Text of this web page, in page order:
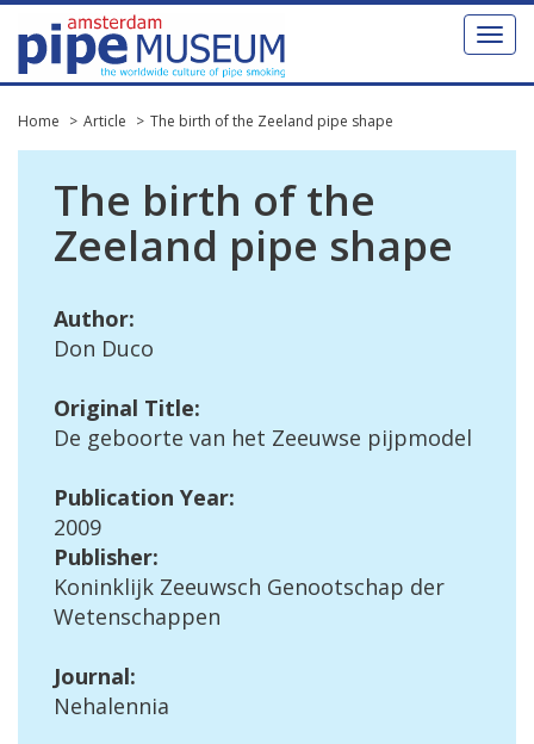
Toggle
Home Article The birth of the Zeeland pipe shape
The birth of the
Zeeland pipe shape
Author:
Don Duco
Original Title:
De geboorte van het Zeeuwse pijpmodel
Publication Year:
2009
Publisher:
Koninklijk Zeeuwsch Genootschap der
Wetenschappen
Journal:
Nehalennia